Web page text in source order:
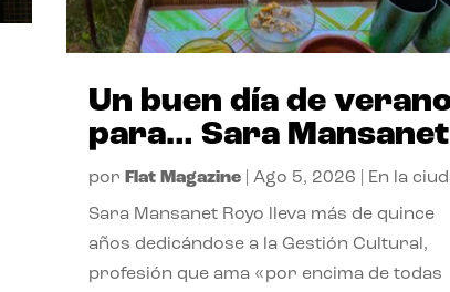
Un buen día de
para… Sara Mansanet
por Flat Magazine| Ago 5, 2026 En la
Sara Mansanet Royo lleva más de quince
años dedicándose a la Gestión Cultural,
profesión que ama «por encima de todas